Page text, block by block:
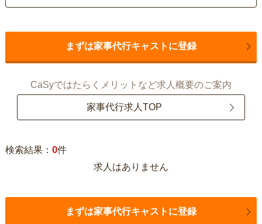
まずは家事代行キャストに登録
CaSyではたらくメリットなど求人概要のご案内
家事代行求人TOP
検索結果： 0件
求人はありません
まずは家事代行キャストに登録